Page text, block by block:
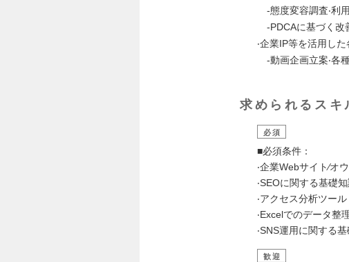
-態度変容調査‧利
-PDCAに基づく改
‧企業IP等を活⽤し
-動画企画⽴案‧各
求められるスキ
必須
■必須条件：
‧企業Webサイト∕オ
‧SEOに関する基礎
‧アクセス分析ツー
‧Excelでのデータ整
‧SNS運⽤に関する
歓迎